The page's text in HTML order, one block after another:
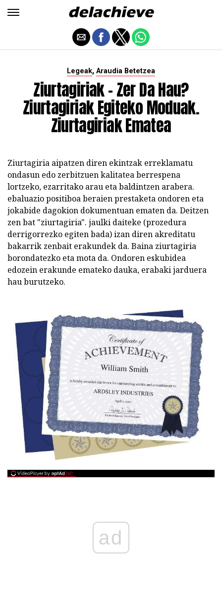
Legeak, Araudia Betetzea
Ziurtagiriak - Zer Da Hau?
Ziurtagiriak Egiteko Moduak.
Ziurtagiriak Ematea
Ziurtagiria aipatzen diren ekintzak erreklamatu
ondasun edo zerbitzuen kalitatea berrespena
lortzeko, ezarritako arau eta baldintzen arabera.
ebaluazio positiboa beraien prestaketa ondoren eta
jokabide dagokion dokumentuan ematen da. Deitzen
zen bat "ziurtagiria". jaulki daiteke (prozedura
derrigorrezko egiten bada) izan diren akreditatu
bakarrik zenbait erakundek da. Baina ziurtagiria
borondatezko eta mota da. Ondoren eskubidea
edozein erakunde emateko dauka, erabaki jarduera
hau burutzeko.
ad